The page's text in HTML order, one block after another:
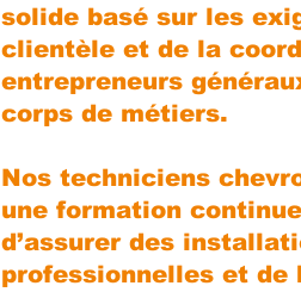
solide basé sur les
clientèle et de la
entrepreneurs
corps de métiers.
Nos techniciens
une formation
d’assurer des
professionnelles et de